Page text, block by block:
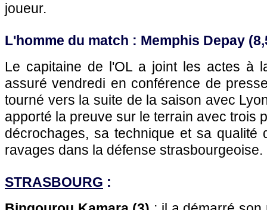
joueur.
L'homme du match : Memphis Depay
Le capitaine de l'OL a joint les actes à
assuré vendredi en conférence de
tourné vers la suite de la saison avec
apporté la preuve sur le terrain avec trois
décrochages, sa technique et sa qualité
ravages dans la défense strasbourgeoise.
STRASBOURG :